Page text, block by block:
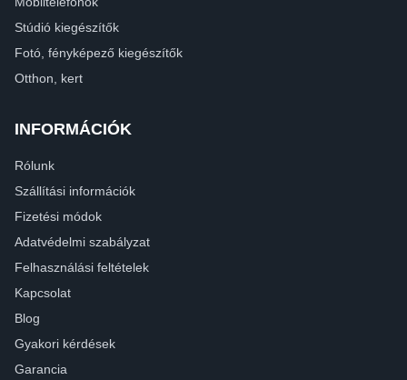
Stúdió kiegészítők
Fotó, fényképező kiegészítők
Otthon, kert
INFORMÁCIÓK
Rólunk
Szállítási információk
Fizetési módok
Adatvédelmi szabályzat
Felhasználási feltételek
Kapcsolat
Blog
Gyakori kérdések
Garancia